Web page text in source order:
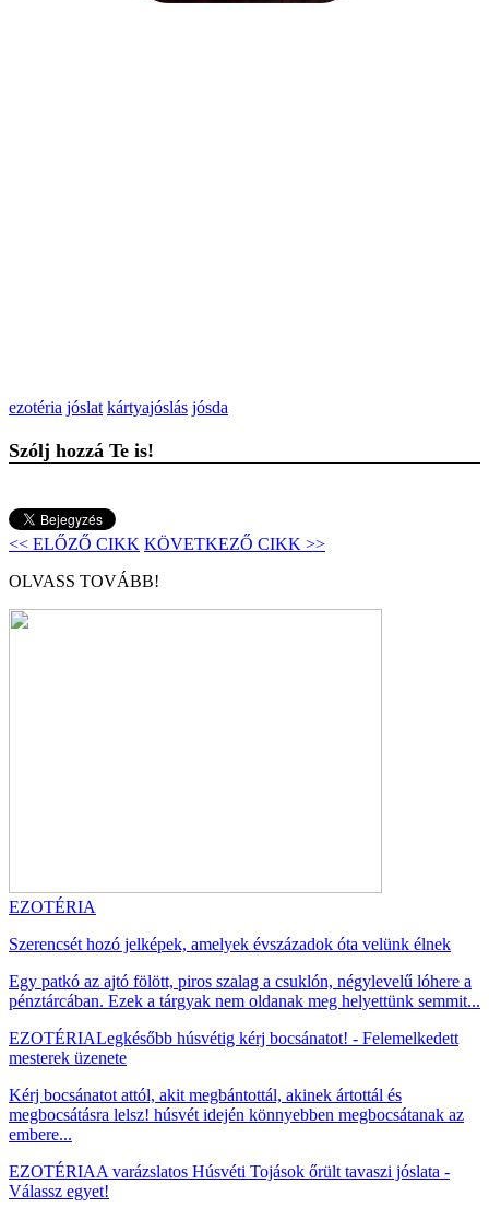
ezotéria jóslat kártyajóslás jósda
Szólj hozzá Te is!
<< ELŐZŐ CIKK KÖVETKEZŐ CIKK >>
OLVASS TOVÁBB!
EZOTÉRIA
Szerencsét hozó jelképek, amelyek évszázadok óta velünk élnek
Egy patkó az ajtó fölött, piros szalag a csuklón, négylevelű lóhere a
pénztárcában. Ezek a tárgyak nem oldanak meg helyettünk semmit...
EZOTÉRIALegkésőbb húsvétig kérj bocsánatot! - Felemelkedett
mesterek üzenete
Kérj bocsánatot attól, akit megbántottál, akinek ártottál és
megbocsátásra lelsz! húsvét idején könnyebben megbocsátanak az
embere...
EZOTÉRIAA varázslatos Húsvéti Tojások őrült tavaszi jóslata -
Válassz egyet!